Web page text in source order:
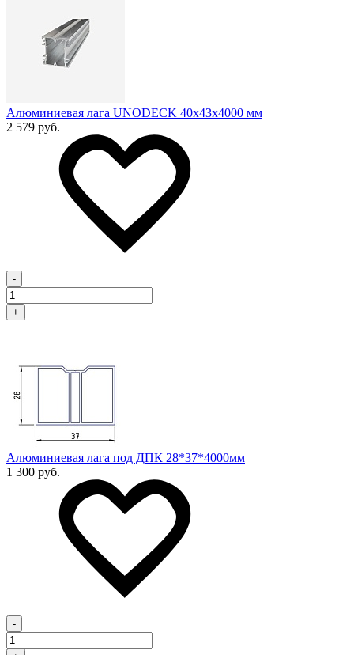
Алюминиевая лага UNODECK 40х43x4000 мм
2 579 руб.
-
+
Алюминиевая лага под ДПК 28*37*4000мм
1 300 руб.
-